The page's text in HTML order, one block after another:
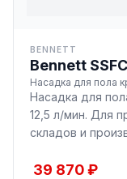
BENNETT
Bennett
Насадка для пола
Насадка для
12,5 л/мин. Для
складов и
39 870 ₽